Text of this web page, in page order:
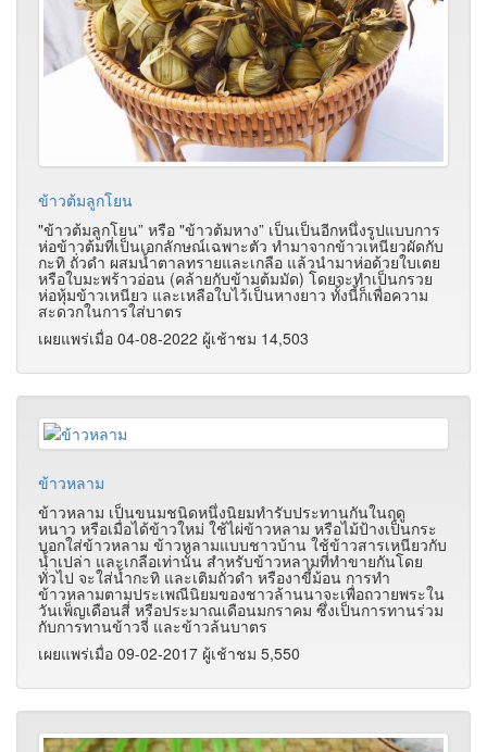
ข้าวต้มลูกโยน
"ข้าวต้มลูกโยน” หรือ "ข้าวต้มหาง” เป็นเป็นอีกหนึ่งรูปแบบการ
ห่อข้าวต้มที่เป็นเอกลักษณ์เฉพาะตัว ทำมาจากข้าวเหนียวผัดกับ
กะทิ ถั่วดำ ผสมน้ำตาลทรายและเกลือ แล้วนำมาห่อด้วยใบเตย
หรือใบมะพร้าวอ่อน (คล้ายกับข้ามต้มมัด) โดยจะทำเป็นกรวย
ห่อหุ้มข้าวเหนียว และเหลือใบไว้เป็นหางยาว ทั้งนี้ก็เพื่อความ
สะดวกในการใส่บาตร
เผยแพร่เมื่อ 04-08-2022 ผู้เช้าชม 14,503
ข้าวหลาม
ข้าวหลาม เป็นขนมชนิดหนึ่งนิยมทำรับประทานกันในฤดู
หนาว หรือเมื่อได้ข้าวใหม่ ใช้ไผ่ข้าวหลาม หรือไม้ป้างเป็นกระ
บอกใส่ข้าวหลาม ข้าวหลามแบบชาวบ้าน ใช้ข้าวสารเหนียวกับ
น้ำเปล่า และเกลือเท่านั้น สำหรับข้าวหลามที่ทำขายกันโดย
ทั่วไป จะใส่น้ำกะทิ และเติมถั่วดำ หรืองาขี้ม้อน การทำ
ข้าวหลามตามประเพณีนิยมของชาวล้านนาจะเพื่อถวายพระใน
วันเพ็ญเดือนสี่ หรือประมาณเดือนมกราคม ซึ่งเป็นการทานร่วม
กับการทานข้าวจี่ และข้าวล้นบาตร
เผยแพร่เมื่อ 09-02-2017 ผู้เช้าชม 5,550